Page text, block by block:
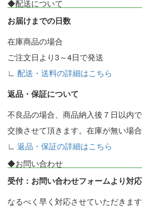
◆配送について
お届けまでの日数
在庫商品の場合
ご注文日より3～4日で発送
∟ 配送・送料の詳細はこちら
返品・保証について
不良品の場合、商品納入後７日以内
交換させて頂きます。在庫が無い場合
∟ 返品・保証の詳細はこちら
◆お問い合わせ
受付：お問い合わせフォームより対応
なるべく早く対応させていただきま